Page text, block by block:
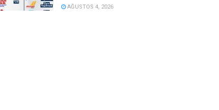
AĞUSTOS 4, 2026